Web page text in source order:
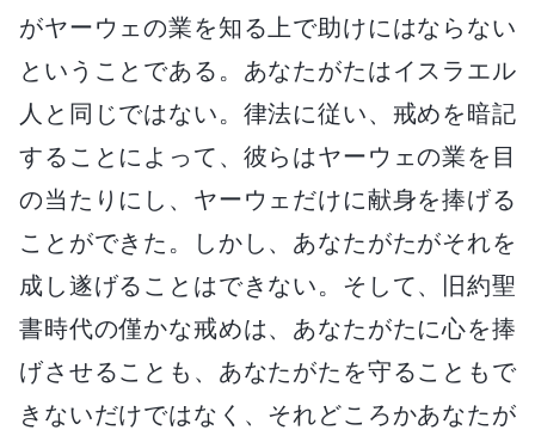
がヤーウェの業を知る上で助けにはならない
ということである。あなたがたはイスラエル
人と同じではない。律法に従い、戒めを暗記
することによって、彼らはヤーウェの業を目
の当たりにし、ヤーウェだけに献身を捧げる
ことができた。しかし、あなたがたがそれを
成し遂げることはできない。そして、旧約聖
書時代の僅かな戒めは、あなたがたに心を捧
げさせることも、あなたがたを守ることもで
きないだけではなく、それどころかあなたが